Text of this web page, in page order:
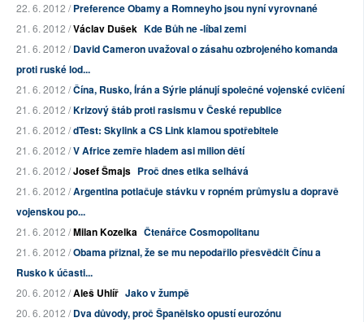
22. 6. 2012 /Preference Obamy a Romneyho jsou nyní vyrovnané
21. 6. 2012 /Václav Dušek Kde Bůh ne -líbal zemi
21. 6. 2012 /David Cameron uvažoval o zásahu ozbrojeného komanda
proti ruské lod...
21. 6. 2012 /Čína, Rusko, Írán a Sýrie plánují společné vojenské cvičení
21. 6. 2012 /Krizový štáb proti rasismu v České republice
21. 6. 2012 /dTest: Skylink a CS Link klamou spotřebitele
21. 6. 2012 /V Africe zemře hladem asi milion dětí
21. 6. 2012 /Josef Šmajs Proč dnes etika selhává
21. 6. 2012 /Argentina potlačuje stávku v ropném průmyslu a dopravě
vojenskou po...
21. 6. 2012 /Milan Kozelka Čtenářce Cosmopolitanu
21. 6. 2012 /Obama přiznal, že se mu nepodařilo přesvědčit Čínu a
Rusko k účasti...
20. 6. 2012 /Aleš Uhlíř Jako v žumpě
20. 6. 2012 /Dva důvody, proč Španělsko opustí eurozónu